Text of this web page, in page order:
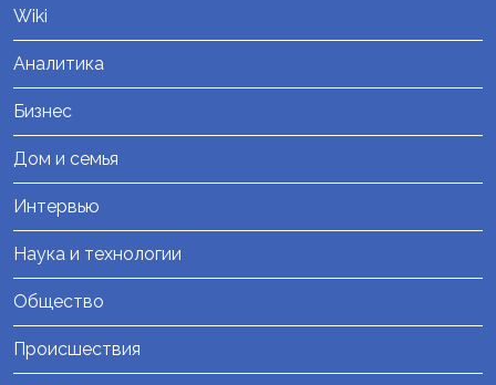
Wiki
Аналитика
Бизнес
Дом и семья
Интервью
Наука и технологии
Общество
Происшествия